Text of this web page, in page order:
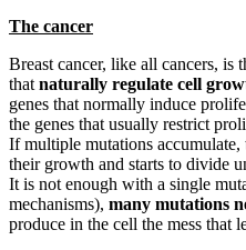
The cancer
Breast cancer, like all cancers, is
that naturally regulate cell
genes that normally induce
the genes that usually restrict
If multiple mutations
their growth and starts to divide
It is not enough with a single
mechanisms), many mutations
produce in the cell the mess that